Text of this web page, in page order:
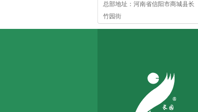
总部地址：河南省信阳市商城县长
竹园街